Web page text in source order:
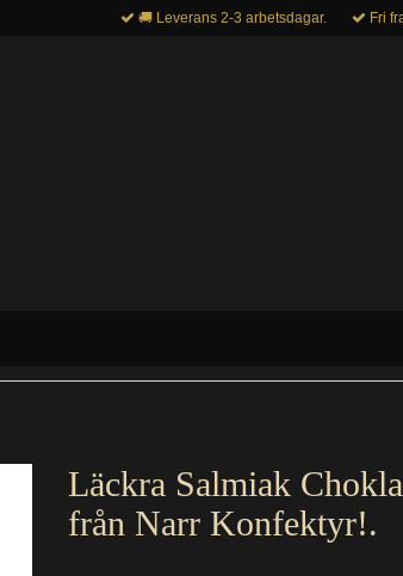
🚚 Leverans 2-3 arbetsdagar. Fri
Läckra Salmiak
från Narr Konfektyr!.